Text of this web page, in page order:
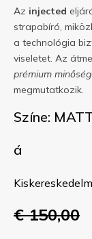
Az injected
strapabíró,
a technológia
viseletet. Az
prémium
megmutatkozik.
Színe:
á
€ 150,00